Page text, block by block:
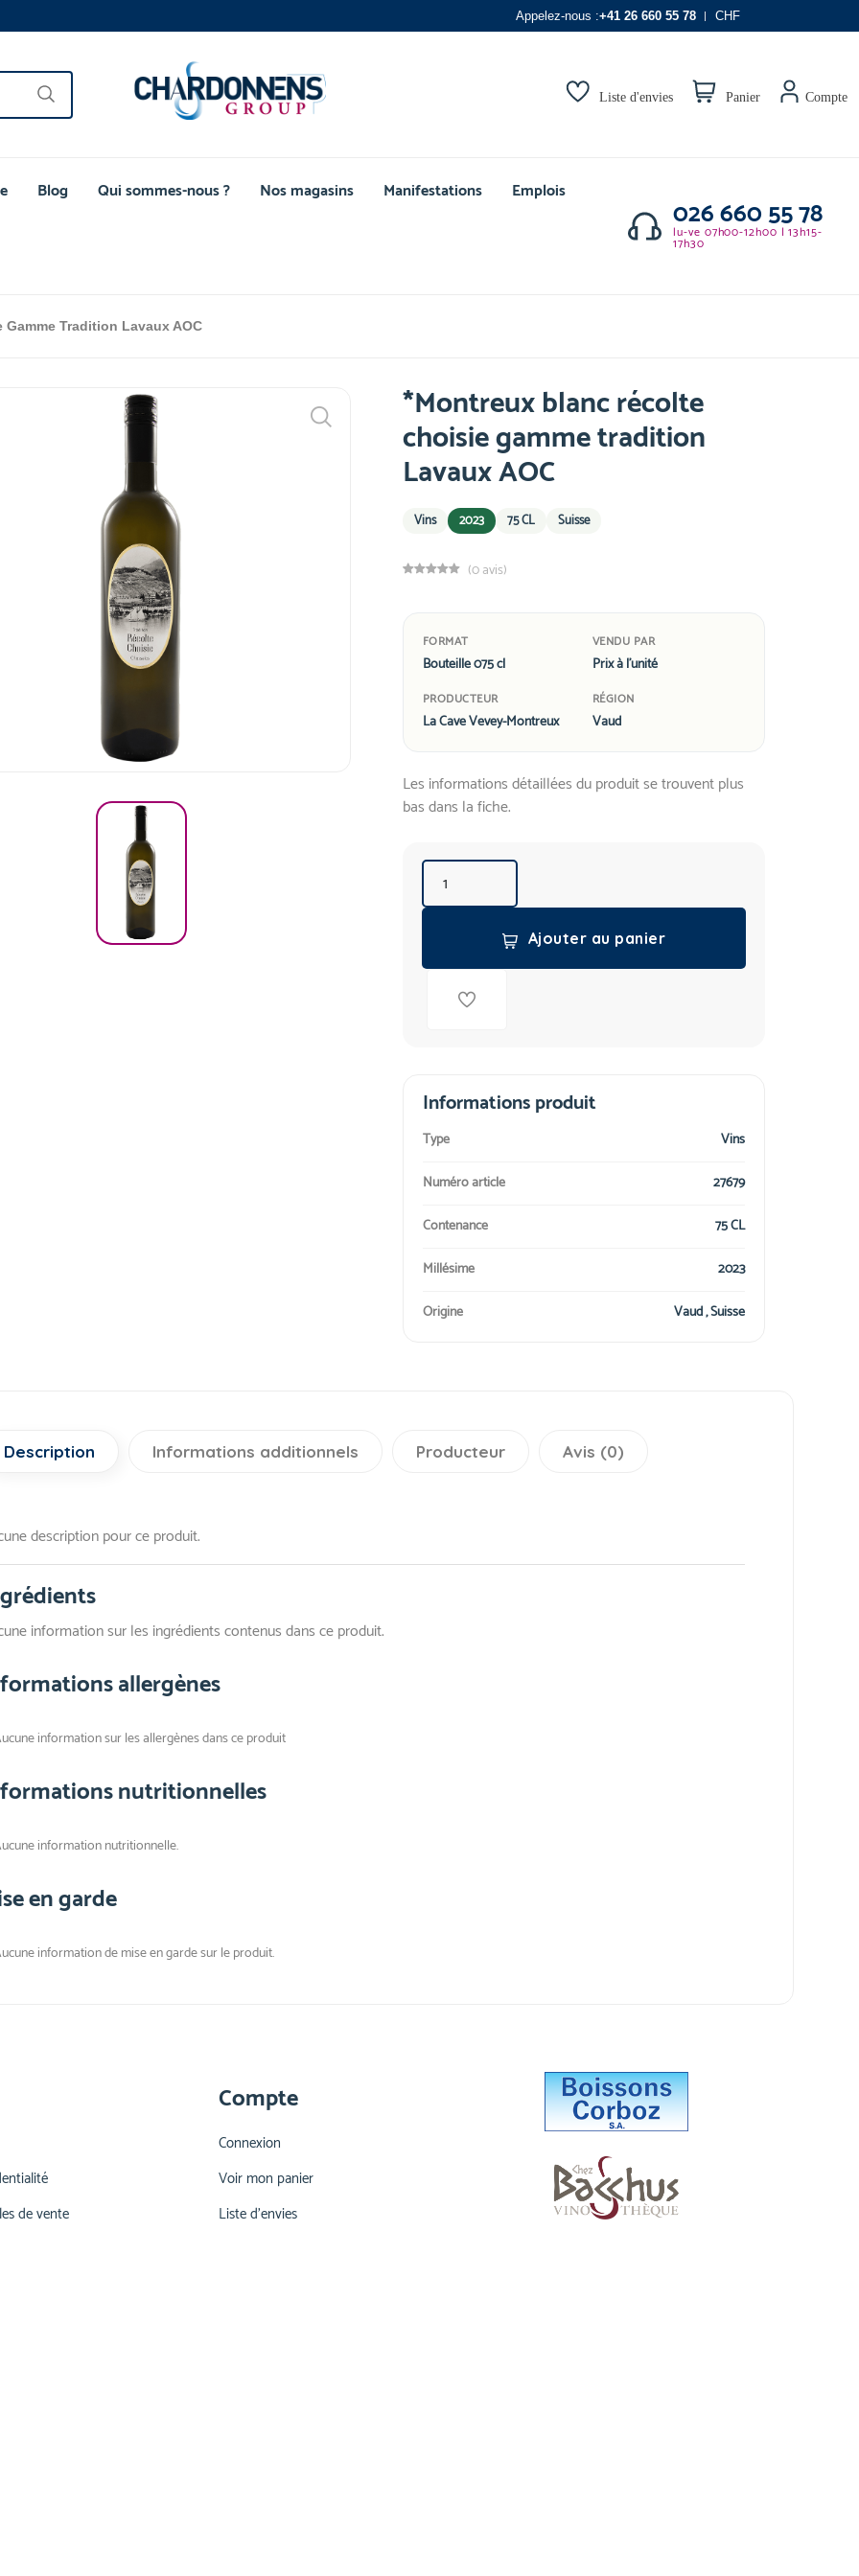
Appelez-nous :+41 26 660 55 78 CHF
Liste d'envies Panier Compte
Blog Qui sommes-nous ? Nos magasins Manifestations Emplois
026 660 55 78
lu-ve 07h00-12h00 | 13h15-
17h30
Tradition Lavaux AOC
*Montreux blanc récolte
choisie gamme tradition
Lavaux AOC
Vins 2023 75 CL Suisse
(0 avis)
FORMAT
Bouteille 075 cl
VENDU PAR
Prix à l'unité
PRODUCTEUR
La Cave Vevey-Montreux
RÉGION
Vaud
Les informations détaillées du produit se trouvent plus
bas dans la fiche.
Ajouter au panier
Informations produit
Type
Vins
Numéro article
27679
Contenance
75 CL
Millésime
2023
Origine
Vaud , Suisse
Description Informations additionnels Producteur Avis (0)
description pour ce produit.
information sur les ingrédients contenus dans ce produit.
allergènes
information sur les allergènes dans ce produit
nutritionnelles
information nutritionnelle.
en garde
information de mise en garde sur le produit.
de vente
Compte
Connexion
Voir mon panier
Liste d'envies